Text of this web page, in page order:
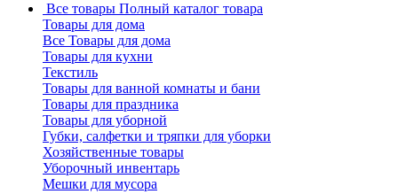
Все товары Полный каталог товара
Товары для дома
Все Товары для дома
Товары для кухни
Текстиль
Товары для ванной комнаты и бани
Товары для праздника
Товары для уборной
Губки, салфетки и тряпки для уборки
Хозяйственные товары
Уборочный инвентарь
Мешки для мусора